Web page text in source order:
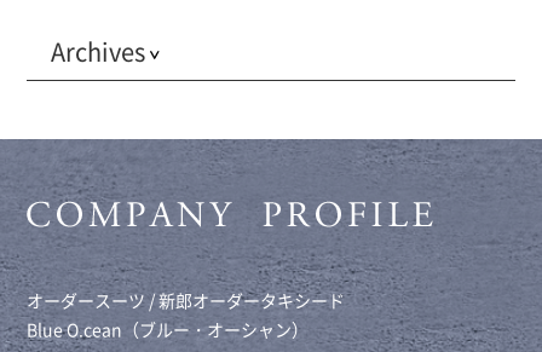
Archives
オーダースーツ / 新郎オーダータキシード
Blue O.cean（ブルー・オーシャン）